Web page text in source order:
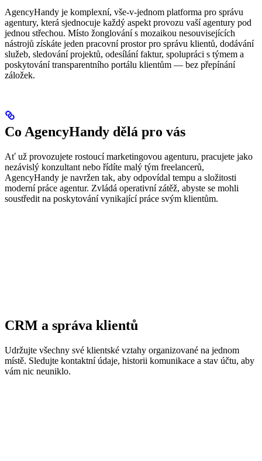
AgencyHandy je komplexní, vše-v-jednom platforma pro správu
agentury, která sjednocuje každý aspekt provozu vaší agentury pod
jednou střechou. Místo žonglování s mozaikou nesouvisejících
nástrojů získáte jeden pracovní prostor pro správu klientů, dodávání
služeb, sledování projektů, odesílání faktur, spolupráci s týmem a
poskytování transparentního portálu klientům — bez přepínání
záložek.
Co AgencyHandy dělá pro vás
Ať už provozujete rostoucí marketingovou agenturu, pracujete jako
nezávislý konzultant nebo řídíte malý tým freelancerů,
AgencyHandy je navržen tak, aby odpovídal tempu a složitosti
moderní práce agentur. Zvládá operativní zátěž, abyste se mohli
soustředit na poskytování vynikající práce svým klientům.
CRM a správa klientů
Udržujte všechny své klientské vztahy organizované na jednom
místě. Sledujte kontaktní údaje, historii komunikace a stav účtu, aby
vám nic neuniklo.